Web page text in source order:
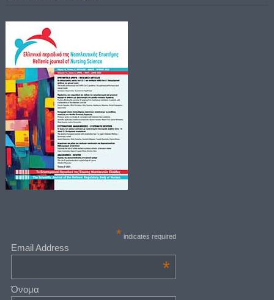
* indicates required
Email Address
*
Όνομα